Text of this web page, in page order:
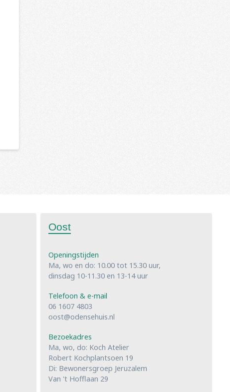
Oost
Openingstijden
Ma, wo en do: 10.00 tot 15.30 uur,
dinsdag 10-11.30 en 13-14 uur
Telefoon & e-mail
06 1607 4803
oost@odensehuis.nl
Bezoekadres
Ma, wo, do: Koch Atelier
Robert Kochplantsoen 19
Di: Bewonersgroep Jeruzalem
Van 't Hofflaan 29